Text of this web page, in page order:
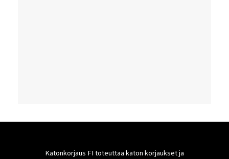
Katonkorjaus FI toteuttaa katon korjaukset ja